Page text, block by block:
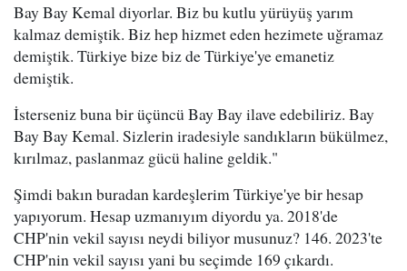
Bay Bay Kemal diyorlar. Biz bu kutlu yürüyüş yarım
kalmaz demiştik. Biz hep hizmet eden hezimete uğramaz
demiştik. Türkiye bize biz de Türkiye'ye emanetiz
demiştik.
İsterseniz buna bir üçüncü Bay Bay ilave edebiliriz. Bay
Bay Bay Kemal. Sizlerin iradesiyle sandıkların bükülmez,
kırılmaz, paslanmaz gücü haline geldik."
Şimdi bakın buradan kardeşlerim Türkiye'ye bir hesap
yapıyorum. Hesap uzmanıyım diyordu ya. 2018'de
CHP'nin vekil sayısı neydi biliyor musunuz? 146. 2023'te
CHP'nin vekil sayısı yani bu seçimde 169 çıkardı.